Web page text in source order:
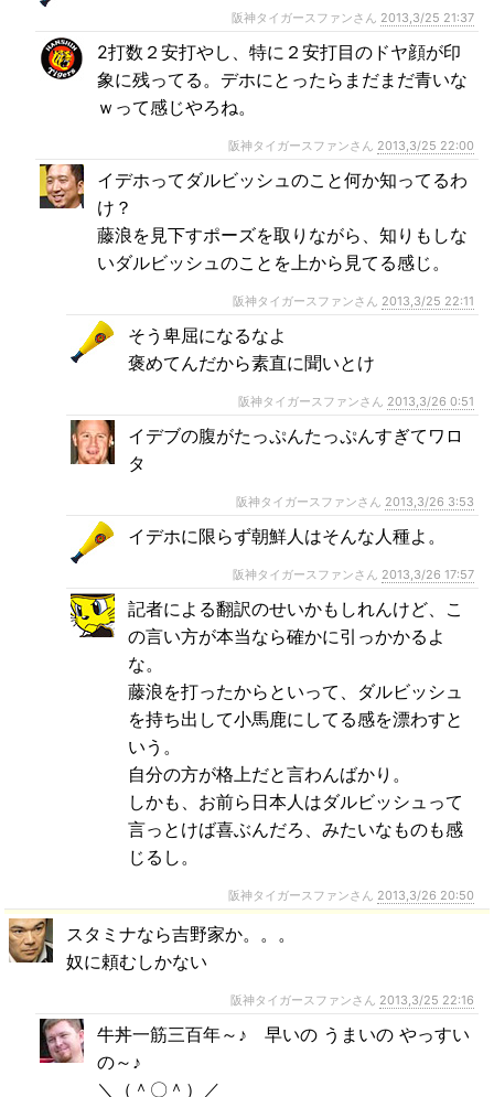
阪神タイガースファンさん 2013,3/25 21:37
2打数２安打やし、特に２安打目のドヤ顔が印
象に残ってる。デホにとったらまだまだ青いな
ｗって感じやろね。
阪神タイガースファンさん 2013,3/25 22:00
イデホってダルビッシュのこと何か知ってるわ
け？
藤浪を見下すポーズを取りながら、知りもしな
いダルビッシュのことを上から見てる感じ。
阪神タイガースファンさん 2013,3/25 22:11
そう卑屈になるなよ
褒めてんだから素直に聞いとけ
阪神タイガースファンさん 2013,3/26 0:51
イデブの腹がたっぷんたっぷんすぎてワロ
タ
阪神タイガースファンさん 2013,3/26 3:53
イデホに限らず朝鮮人はそんな人種よ。
阪神タイガースファンさん 2013,3/26 17:57
記者による翻訳のせいかもしれんけど、こ
の言い方が本当なら確かに引っかかるよ
な。
藤浪を打ったからといって、ダルビッシュ
を持ち出して小馬鹿にしてる感を漂わすと
いう。
自分の方が格上だと言わんばかり。
しかも、お前ら日本人はダルビッシュって
言っとけば喜ぶんだろ、みたいなものも感
じるし。
阪神タイガースファンさん 2013,3/26 20:50
スタミナなら吉野家か。。。
奴に頼むしかない
阪神タイガースファンさん 2013,3/25 22:16
牛丼一筋三百年～♪ 早いの うまいの やっすい
の～♪
＼（＾〇＾）／